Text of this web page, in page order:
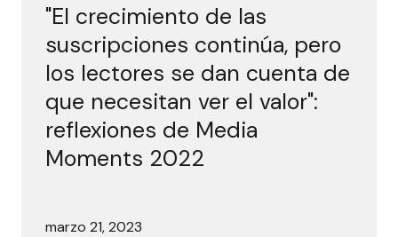
"El crecimiento de las
suscripciones continúa, pero
los lectores se dan cuenta de
que necesitan ver el valor":
reflexiones de Media
Moments 2022
marzo 21, 2023